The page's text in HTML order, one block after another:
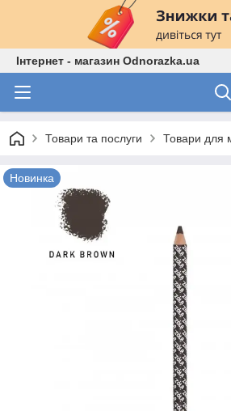
Інтернет - магазин Odnorazka.ua
Товари та послуги Товари для
Новинка